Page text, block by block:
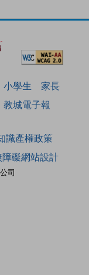
小學生
家長
教城電子報
司
識產權政策
障礙網站設計